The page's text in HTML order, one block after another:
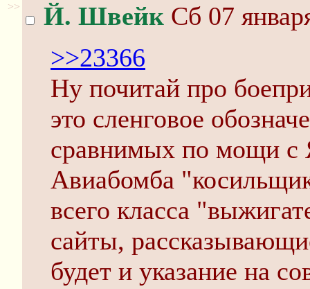
>> Й. Швейк Сб 07
>>23366
Ну почитай про
это сленговое
сравнимых по мощи
Авиабомба
всего класса
сайты,
будет и указание на